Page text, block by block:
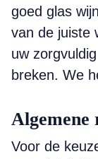
goed glas
van de juiste
uw
breken. We
Voor de